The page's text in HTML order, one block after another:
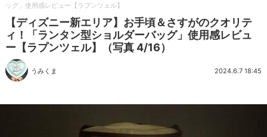
ッグ」使用感レビュー【ラプンツェル】
【ディズニー新エリア】お手頃＆さすがのクオリテ
ィ！「ランタン型ショルダーバッグ」使用感レビュ
ー【ラプンツェル】（写真 4/16）
うみくま 2024.6.7 18:45